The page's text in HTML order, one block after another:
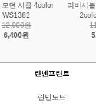
뜨왈드주이 2235238
린넨프린트
린넨도트